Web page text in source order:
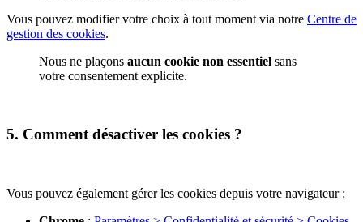
Vous pouvez modifier votre choix à tout moment via notre Centre de
gestion des cookies.
Nous ne plaçons aucun cookie non essentiel sans
votre consentement explicite.
5. Comment désactiver les cookies ?
Vous pouvez également gérer les cookies depuis votre navigateur :